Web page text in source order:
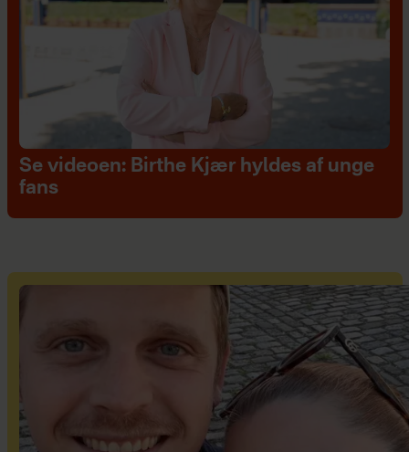
Se videoen: Birthe Kjær hyldes af unge
fans